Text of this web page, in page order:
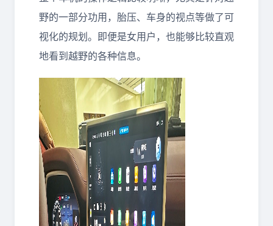
野的一部分功用，胎压、车身的视点等做了可
视化的规划。即便是女用户，也能够比较直观
地看到越野的各种信息。